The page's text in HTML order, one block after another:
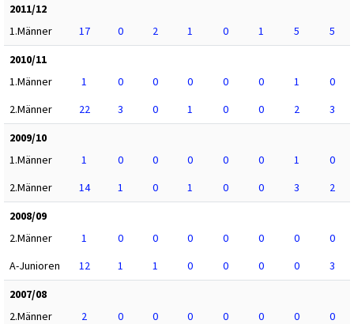
2011/12
1.Männer
17 0 2 1 0 1 5
5
2010/11
1.Männer
1 0 0 0 0 0 1
0
2.Männer
22 3 0 1 0 0 2
3
2009/10
1.Männer
1 0 0 0 0 0 1
0
2.Männer
14 1 0 1 0 0 3
2
2008/09
2.Männer
1 0 0 0 0 0 0
0
A-Junioren
12 1 1 0 0 0 0
3
2007/08
2.Männer
2 0 0 0 0 0 0
0